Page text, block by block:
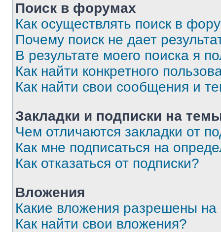
Поиск в форумах
Как осуществлять поиск в
Почему поиск не дает
В результате моего поиска я
Как найти конкретного
Как найти свои сообщения и
Закладки и подписки на
Чем отличаются закладки от
Как мне подписаться на
Как отказаться от подписки?
Вложения
Какие вложения разрешены
Как найти свои вложения?